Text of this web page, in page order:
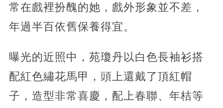
常在戲裡扮醜的她，戲外形象並不差，
年過半百依舊保養得宜。
曝光的近照中，苑瓊丹以白色長袖衫搭
配紅色繡花馬甲，頭上還戴了頂紅帽
子，造型非常喜慶，配上春聯、年桔等